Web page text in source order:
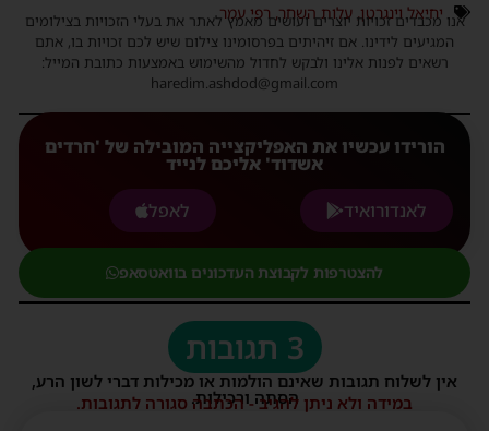
יחיאל וינגרטן, עלות השחר, רפי עמר
אנו מכבדים זכויות יוצרים ועושים מאמץ לאתר את בעלי הזכויות בצילומים
המגיעים לידינו. אם זיהיתים בפרסומינו צילום שיש לכם זכויות בו, אתם
רשאים לפנות אלינו ולבקש לחדול מהשימוש באמצעות כתובת המייל:
haredim.ashdod@gmail.com
הורידו עכשיו את האפליקצייה המובילה של 'חרדים
אשדוד' אליכם לנייד
לאנדורואיד
לאפל
להצטרפות לקבוצת העדכונים בוואטסאפ
3 תגובות
אין לשלוח תגובות שאינם הולמות או מכילות דברי לשון הרע,
הסתה ורכילות.
במידה ולא ניתן להגיב - הכתבה סגורה לתגובות.